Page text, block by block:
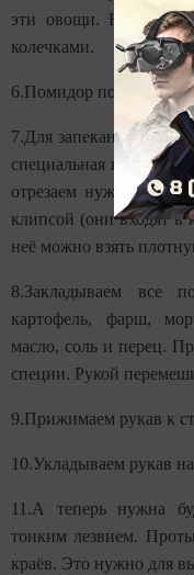
эти овощи. Нарежем
колечками.
6.Помидор помоем и
7.Для запекания
специальная
отрезаем нужную
клипсой (они входят в
неё можно взять
8.Закладываем все
картофель, фарш,
масло, соль и перец.
специи. Рукой
9.Прижимаем рукав к
10.Укладываем рукав
11.А теперь нужна
тонким лезвием.
краёв. Это нужно для